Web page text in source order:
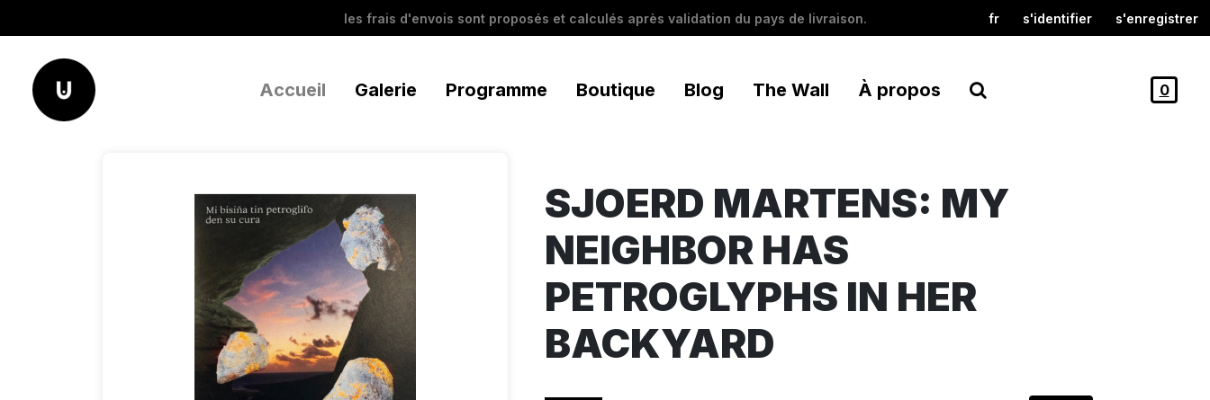
les frais d'envois sont proposés et calculés après validation du pays de livraison. fr s'identifier s'enregistrer
Accueil Galerie Programme Boutique Blog The Wall À propos 0
SJOERD MARTENS: MY
NEIGHBOR HAS
PETROGLYPHS IN HER
BACKYARD